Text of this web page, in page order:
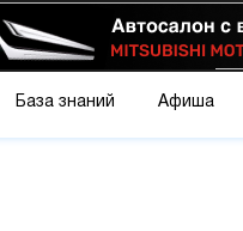
База знаний Афиша